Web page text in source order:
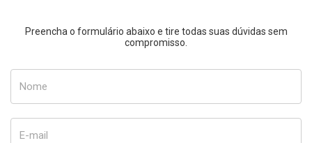
Preencha o formulário abaixo e tire todas suas dúvidas sem
compromisso.